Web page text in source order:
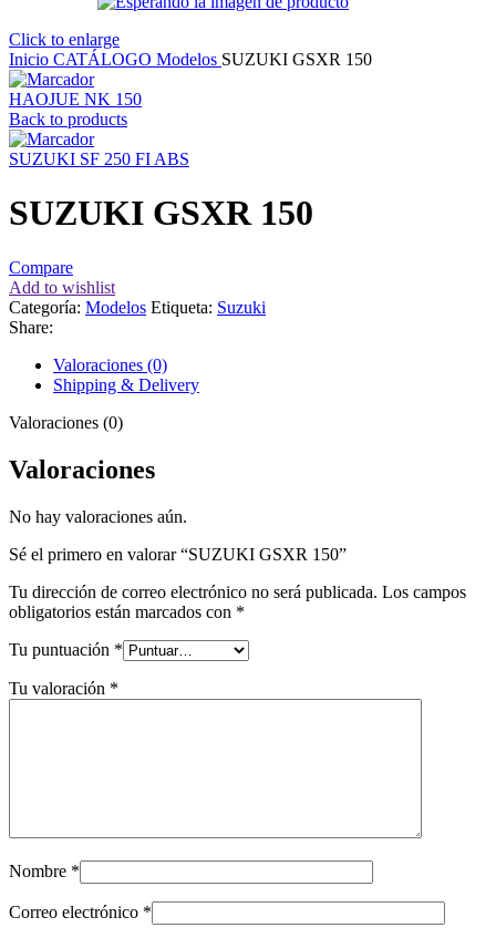
Click to enlarge
Inicio CATÁLOGO Modelos SUZUKI GSXR 150
HAOJUE NK 150
Back to products
SUZUKI SF 250 FI ABS
SUZUKI GSXR 150
Compare
Add to wishlist
Categoría: Modelos Etiqueta: Suzuki
Share:
Valoraciones (0)
Shipping & Delivery
Valoraciones (0)
Valoraciones
No hay valoraciones aún.
Sé el primero en valorar “SUZUKI GSXR 150”
Tu dirección de correo electrónico no será publicada. Los campos
obligatorios están marcados con *
Tu puntuación *
Tu valoración *
Nombre *
Correo electrónico *